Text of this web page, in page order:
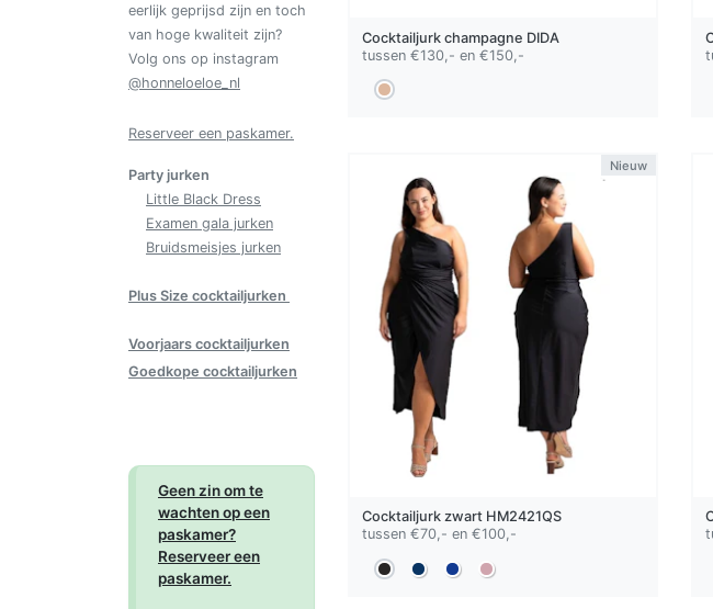
eerlijk geprijsd zijn en toch
van hoge kwaliteit zijn?
Volg ons op instagram
@honneloeloe_nl
Reserveer een paskamer.
Party jurken
Little Black Dress
Examen gala jurken
Bruidsmeisjes jurken
Plus Size cocktailjurken
Voorjaars cocktailjurken
Goedkope cocktailjurken
Geen zin om te
wachten op een
paskamer?
Reserveer een
paskamer.
Cocktailjurk champagne DIDA
tussen €130,- en €150,-
Nieuw
Cocktailjurk zwartHM2421QS
tussen €70,- en €100,-